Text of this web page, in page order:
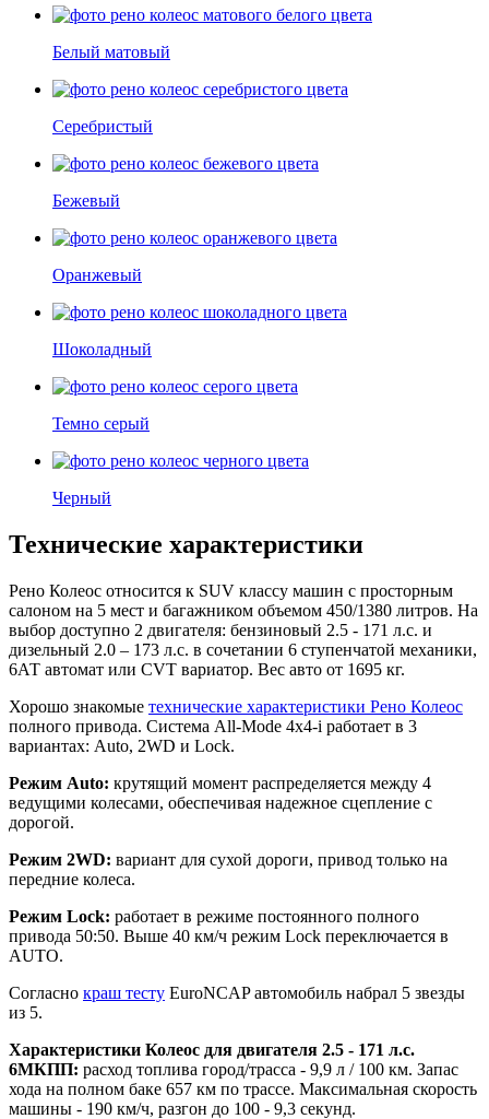
Белый матовый
Cеребристый
Бежевый
Оранжевый
Шоколадный
Темно серый
Черный
Технические характеристики
Рено Колеос относится к SUV классу машин с просторным
салоном на 5 мест и багажником объемом 450/1380 литров. На
выбор доступно 2 двигателя: бензиновый 2.5 - 171 л.с. и
дизельный 2.0 – 173 л.с. в сочетании 6 ступенчатой механики,
6АТ автомат или CVT вариатор. Вес авто от 1695 кг.
Хорошо знакомые технические характеристики Рено Колеос
полного привода. Система All-Mode 4x4-i работает в 3
вариантах: Auto, 2WD и Lock.
Режим Auto: крутящий момент распределяется между 4
ведущими колесами, обеспечивая надежное сцепление с
дорогой.
Режим 2WD: вариант для сухой дороги, привод только на
передние колеса.
Режим Lock: работает в режиме постоянного полного
привода 50:50. Выше 40 км/ч режим Lock переключается в
AUTO.
Согласно краш тесту EuroNCAP автомобиль набрал 5 звезды
из 5.
Характеристики Колеос для двигателя 2.5 - 171 л.с.
6МКПП: расход топлива город/трасса - 9,9 л / 100 км. Запас
хода на полном баке 657 км по трассе. Максимальная скорость
машины - 190 км/ч, разгон до 100 - 9,3 секунд.